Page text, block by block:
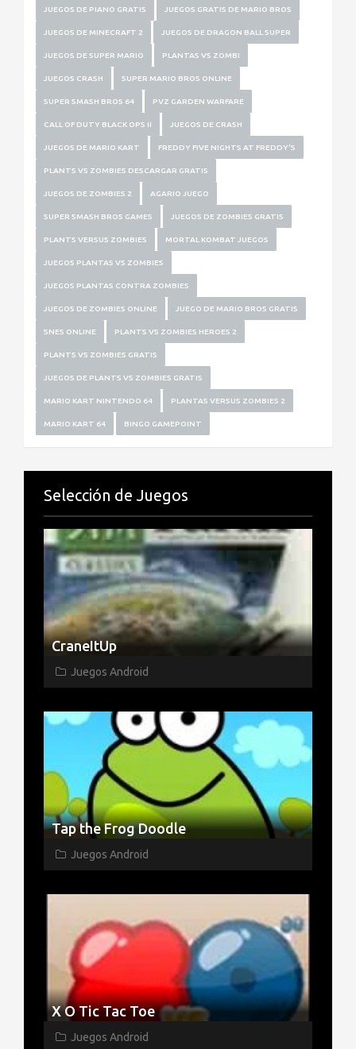
JUEGOS DE PIANO GRATIS JUEGOS GRATIS DE MARIO BROS
JUEGOS DE MINECRAFT 2 JUEGOS DE DRAGON BALL SUPER
JUEGOS DE SUPER MARIO PLANTAS VS ZOMBI
JUEGOS CRASH SUPER MARIO BROS ONLINE
SUPER SMASH BROS 64 PVZ GARDEN WARFARE
CALL OF DUTY BLACK OPS II JUEGOS DE CRASH
JUEGOS DE MARIO KART FREDDY FIVE NIGHTS AT FREDDY'S
PLANTS VS ZOMBIES DESCARGAR GRATIS
JUEGOS DE ZOMBIES 2 AGARIO JUEGO
SUPER SMASH BROS GAMES JUEGOS DE ZOMBIES GRATIS
PLANTS VERSUS ZOMBIES MORTAL KOMBAT JUEGOS
JUEGOS PLANTAS VS ZOMBIES
JUEGOS PLANTAS CONTRA ZOMBIES
JUEGOS DE ZOMBIES ONLINE JUEGO DE MARIO BROS GRATIS
SNES ONLINE PLANTS VS ZOMBIES HEROES 2
PLANTS VS ZOMBIES GRATIS
JUEGOS DE PLANTS VS ZOMBIES GRATIS
MARIO KART NINTENDO 64 PLANTAS VERSUS ZOMBIES 2
MARIO KART 64 BINGO GAMEPOINT
Selección de Juegos
CraneItUp
Juegos Android
Tap the Frog Doodle
Juegos Android
X O Tic Tac Toe
Juegos Android